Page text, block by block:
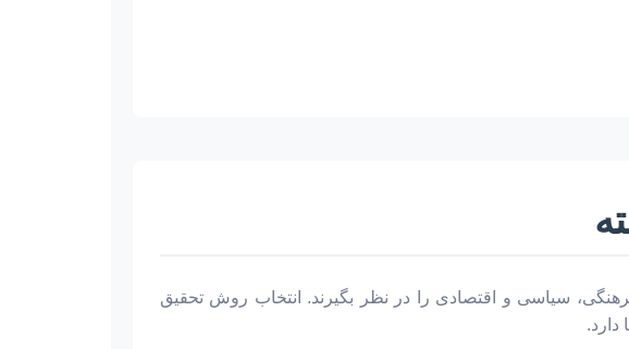
سیاسی و اقتصادی را در نظر بگیرند. انتخاب روش تحقیق
دارد.